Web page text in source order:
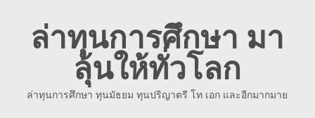
contentล่าทุนการศึกษา มา
ลุ้นให้ทั่วโลก
ล่าทุนการศึกษา ทุนมัธยม ทุนปริญาตรี โท เอก และอีกมากมาย